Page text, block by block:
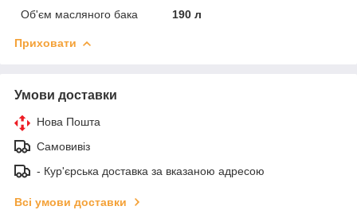
Об'єм масляного бака
190 л
Приховати
Умови доставки
Нова Пошта
Самовивіз
- Кур'єрська доставка за вказаною адресою
Всі умови доставки